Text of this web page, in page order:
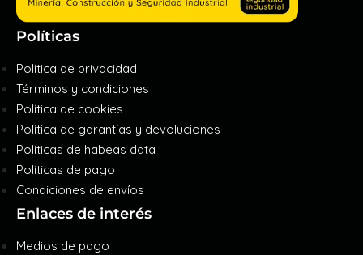
Políticas
Política de privacidad
Términos y condiciones
Política de cookies
Política de garantías y devoluciones
Políticas de habeas data
Políticas de pago
Condiciones de envíos
Enlaces de interés
Medios de pago